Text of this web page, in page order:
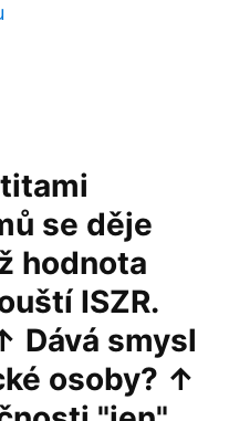
se děje
hodnota
ISZR.
Dává smysl
osoby? ↑